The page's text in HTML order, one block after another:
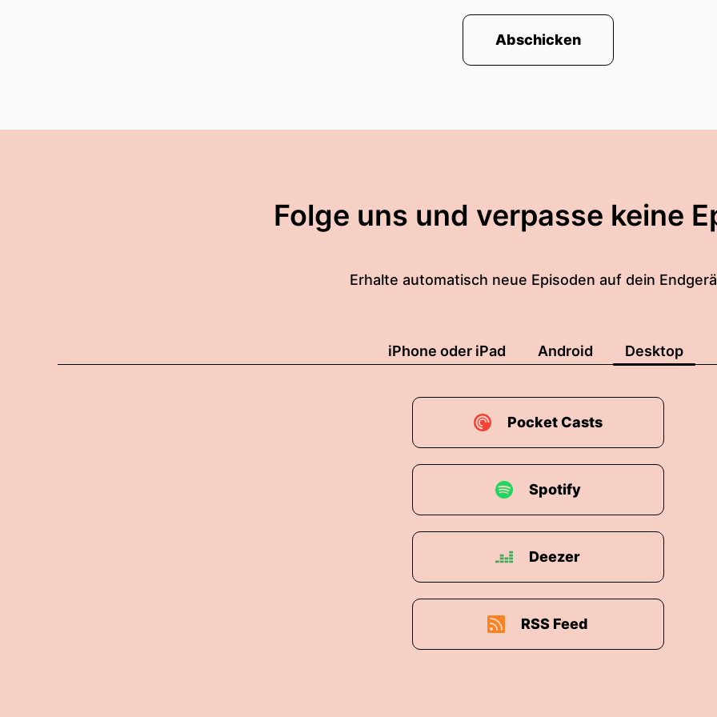
Abschicken
Folge uns und verpasse keine
Erhalte automatisch neue Episoden auf dein
iPhone oder iPad Android Desktop
Pocket Casts
Spotify
Deezer
RSS Feed